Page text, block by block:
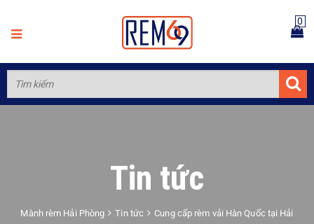
0
Tin tức
Mành rèm Hải Phòng Tin tức
Cung cấp rèm vải Hàn Quốc tại Hải